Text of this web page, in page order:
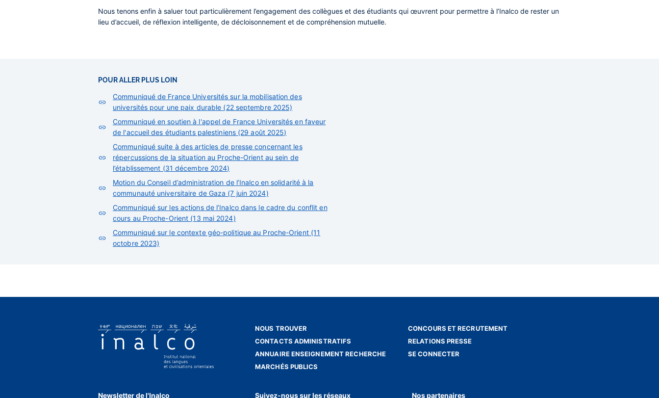
Nous tenons enfin à saluer tout particulièrement l’engagement des collègues et des étudiants qui œuvrent pour permettre à l’Inalco de rester un
lieu d’accueil, de réflexion intelligente, de décloisonnement et de compréhension mutuelle.
POUR ALLER PLUS LOIN
Communiqué de France Universités sur la mobilisation des
universités pour une paix durable (22 septembre 2025)
Communiqué en soutien à l'appel de France Universités en faveur
de l'accueil des étudiants palestiniens (29 août 2025)
Communiqué suite à des articles de presse concernant les
répercussions de la situation au Proche-Orient au sein de
l’établissement (31 décembre 2024)
Motion du Conseil d’administration de l’Inalco en solidarité à la
communauté universitaire de Gaza (7 juin 2024)
Communiqué sur les actions de l’Inalco dans le cadre du conflit en
cours au Proche-Orient (13 mai 2024)
Communiqué sur le contexte géo-politique au Proche-Orient (11
octobre 2023)
NOUS TROUVER
CONTACTS ADMINISTRATIFS
ANNUAIRE ENSEIGNEMENT RECHERCHE
MARCHÉS PUBLICS
CONCOURS ET RECRUTEMENT
RELATIONS PRESSE
SE CONNECTER
Newsletter de l'Inalco Suivez-nous sur les réseaux Nos partenaires